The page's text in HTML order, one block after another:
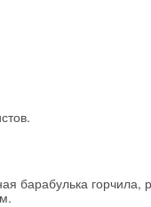
барабулька горчила,